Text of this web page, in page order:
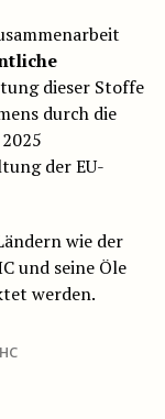
dieser Stoffe
durch die
der EU-
wie der
und seine Öle
werden.